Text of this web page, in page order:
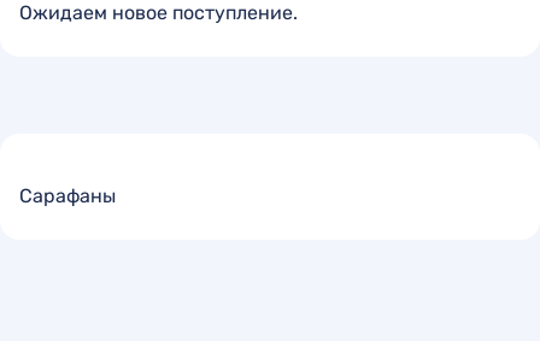
Ожидаем новое поступление.
Сарафаны